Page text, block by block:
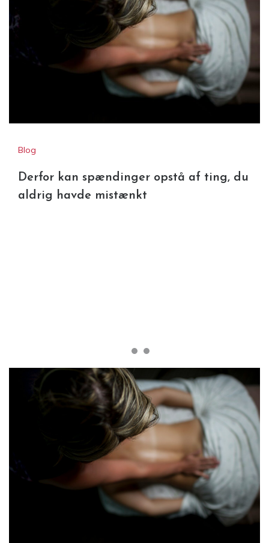
skinnebensbetændelsens
symptomer
Blog
Derfor kan spændinger opstå af ting, du
aldrig havde mistænkt